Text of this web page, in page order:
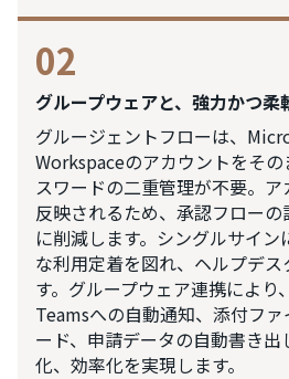
02
グループウェアと、強力かつ柔
グルージェントフローは、
Workspaceのアカウントをそ
スワードの二重管理が不要。
反映されるため、承認フロー
に削減します。シングルサイ
な利用定着を図れ、ヘルプデ
す。グループウェア連携により
Teamsへの自動通知、添付フ
ード、申請データの自動書き
化、効率化を実現します。